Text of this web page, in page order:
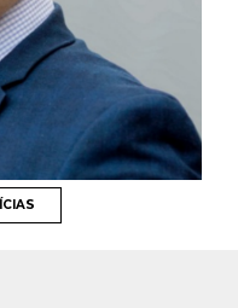
RAÍZEN É
PRIVADO DA